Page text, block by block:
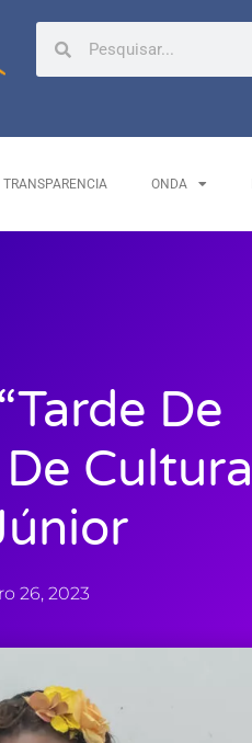
TRANSPARENCIA ONDA
De
Cultura
26, 2023